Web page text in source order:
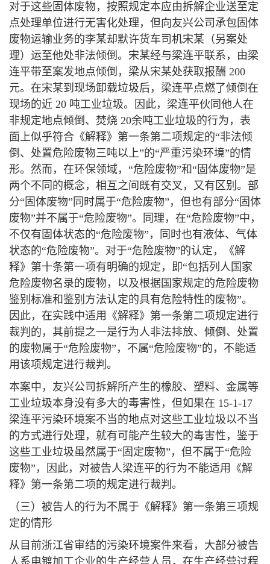
对于这些固体废物，按照规定本应由拆解企业送至定
点处理单位进行无害化处理，但向友兴公司承包固体
废物运输业务的李某却默许货车司机宋某（另案处
理）运至他处非法倾倒。宋某经与梁连平联系，由梁
连平带至案发地点倾倒，梁从宋某处获取报酬 200
元。在宋某到现场卸载垃圾后，梁连平点燃了倾倒在
现场的近 20 吨工业垃圾。因此，梁连平伙同他人在
非规定地点倾倒、焚烧 20余吨工业垃圾的行为，表
面上似乎符合《解释》第一条第二项规定的“非法倾
倒、处置危险废物三吨以上”的“严重污染环境”的情
形。然而，在环保领域，“危险废物”和“固体废物”是
两个不同的概念，相互之间既有交叉，又有区别。部
分“固体废物”同时属于“危险废物”，但也有部分“固体
废物”并不属于“危险废物”。同理，在“危险废物”中，
不仅有固体状态的“危险废物”，同时也有液体、气体
状态的“危险废物”。对于“危险废物”的认定，《解
释》第十条第一项有明确的规定，即“包括列人国家
危险废物名录的废物，以及根据国家规定的危险废物
鉴别标准和鉴别方法认定的具有危险特性的废物”。
因此，在实践中适用《解释》第一条第二项规定进行
裁判的，其前提之一是行为人非法排放、倾倒、处置
的废物属于“危险废物”，不属“危险废物”的，不能适
用该项规定进行裁判。
本案中，友兴公司拆解所产生的橡胶、塑料、金属等
工业垃圾本身没有多大的毒害性，但如果在 15-1-17
梁连平污染环境案不当的地点对这些工业垃圾以不当
的方式进行处理，就有可能产生较大的毒害性，鉴于
这些工业垃圾虽然属于“固定废物”，但不属于“危险
废物”，因此，对被告人梁连平的行为不能适用《解
释》第一条第二项的规定进行裁判。
（三）被告人的行为不属于《解释》第一条第三项规
定的情形
从目前浙江省审结的污染环境案件来看，大部分被告
人系电镀加工企业的生产经营人员，在生产经营过程